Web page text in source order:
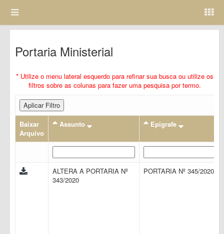
Portaria Ministerial
* Utilize o menu lateral esquerdo para refinar sua busca ou utilize os
filtros sobre as colunas para fazer uma pesquisa por termo.
Aplicar Filtro
Baixar
Arquivo
Assunto Epigrafe
ALTERA A PORTARIA Nº
343/2020
PORTARIA Nº 345/2020